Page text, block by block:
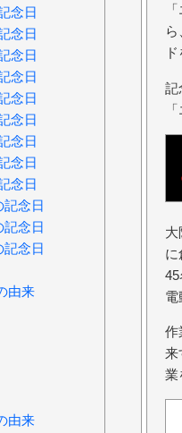
記
大
に
電
作
来
業
念日
念日
念日
念日
念日
念日
念日
念日
念日
記念日
記念日
記念日
由来
由来